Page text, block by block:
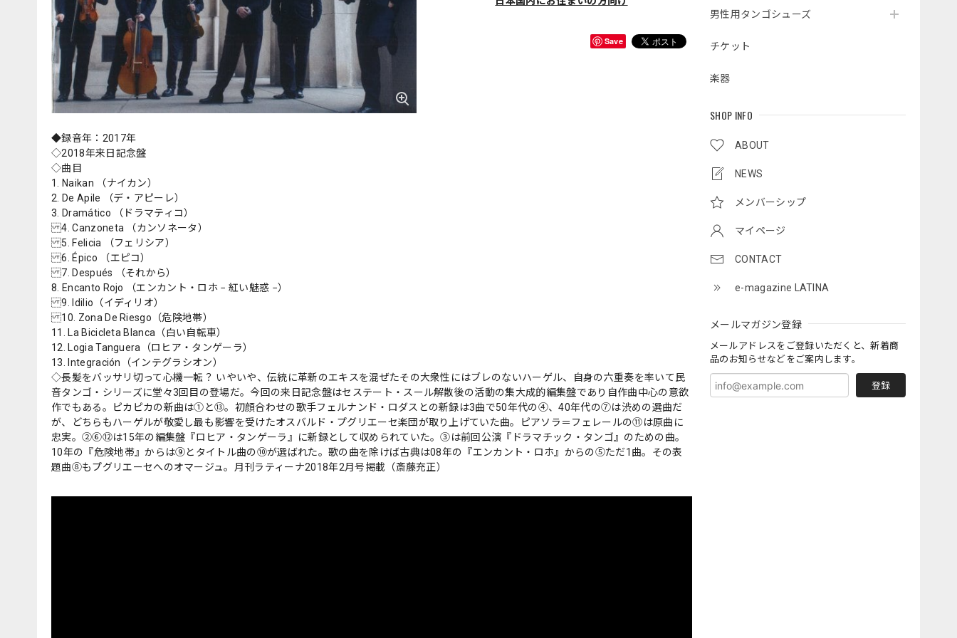
男性用タンゴシューズ
チケット
楽器
SHOP INFO
ABOUT
NEWS
メンバーシップ
マイページ
CONTACT
e-magazine LATINA
メールマガジン登録
メールアドレスをご登録いただくと、新着商
品のお知らせなどをご案内します。
登録
Save
◆録音年：2017年
◇2018年来日記念盤
◇曲目
1. Naikan （ナイカン）
2. De Apile （デ・アピーレ）
3. Dramático （ドラマティコ）
4. Canzoneta （カンソネータ）
5. Felicia （フェリシア）
6. Épico （エピコ）
7. Después （それから）
8. Encanto Rojo （エンカント・ロホ − 紅い魅惑 −）
9. Idilio（イディリオ）
10. Zona De Riesgo（危険地帯）
11. La Bicicleta Blanca（白い自転車）
12. Logia Tanguera（ロヒア・タンゲーラ）
13. Integración（インテグラシオン）
◇長髪をバッサリ切って心機一転？ いやいや、伝統に革新のエキスを混ぜたその大衆性にはブレのないハーゲル、自身の六重奏を率いて民
音タンゴ・シリーズに堂々3回目の登場だ。今回の来日記念盤はセステート・スール解散後の活動の集大成的編集盤であり自作曲中心の意欲
作でもある。ピカピカの新曲は①と⑬。初顔合わせの歌手フェルナンド・ロダスとの新録は3曲で50年代の④、40年代の⑦は渋めの選曲だ
が、どちらもハーゲルが敬愛し最も影響を受けたオスバルド・プグリエーセ楽団が取り上げていた曲。ピアソラ＝フェレールの⑪は原曲に
忠実。②⑥⑫は15年の編集盤『ロヒア・タンゲーラ』に新録として収められていた。③は前回公演『ドラマチック・タンゴ』のための曲。
10年の『危険地帯』からは⑨とタイトル曲の⑩が選ばれた。歌の曲を除けば古典は08年の『エンカント・ロホ』からの⑤ただ1曲。その表
題曲⑧もプグリエーセへのオマージュ。月刊ラティーナ2018年2月号掲載（斎藤充正）